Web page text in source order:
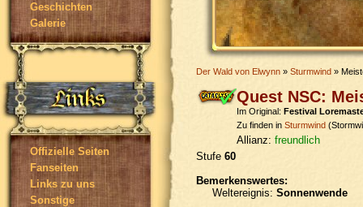
Geschichten
Galerie
Offizielle Seiten
Fanseiten
Links zu uns
Sonstige
Der Wald von Elwynn » Sturmwind »
Quest NSC:
Im Original: Festival
Zu finden in Sturmwind
Allianz: freundlich
Stufe 60
Bemerkenswertes:
Weltereignis: Sonnenwende